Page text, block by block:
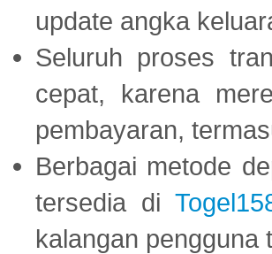
update angka
Seluruh proses
cepat, karena
pembayaran,
Berbagai metode
tersedia di
kalangan pengguna